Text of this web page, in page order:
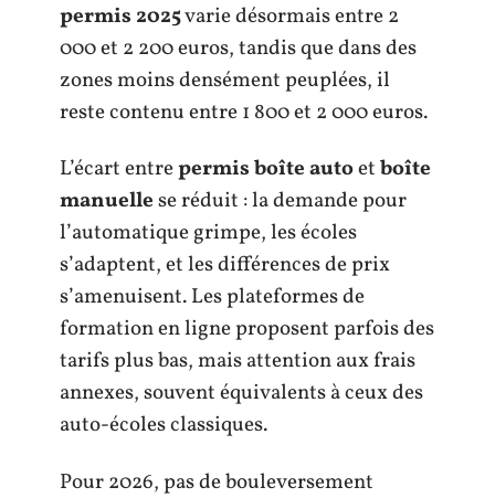
permis 2025varie désormais entre 2
000 et 2 200 euros, tandis que dans des
zones moins densément peuplées, il
reste contenu entre 1 800 et 2 000 euros.
L’écart entrepermis boîte autoetboîte
manuellese réduit : la demande pour
l’automatique grimpe, les écoles
s’adaptent, et les différences de prix
s’amenuisent. Les plateformes de
formation en ligne proposent parfois des
tarifs plus bas, mais attention aux frais
annexes, souvent équivalents à ceux des
auto-écoles classiques.
Pour 2026, pas de bouleversement